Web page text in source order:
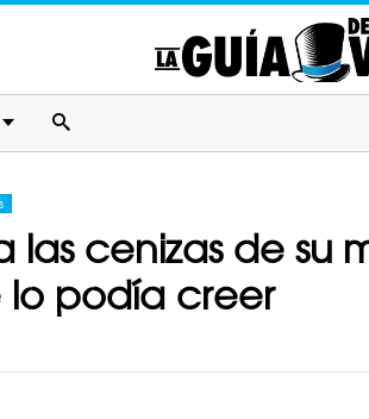
las cenizas de
podía creer